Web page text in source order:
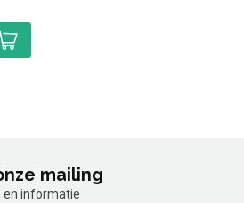
mailing
en informatie